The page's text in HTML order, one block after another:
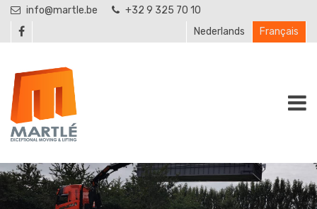
Aller au contenu principal
info@martle.be
+32 9 325 70 10
Nederlands
Français